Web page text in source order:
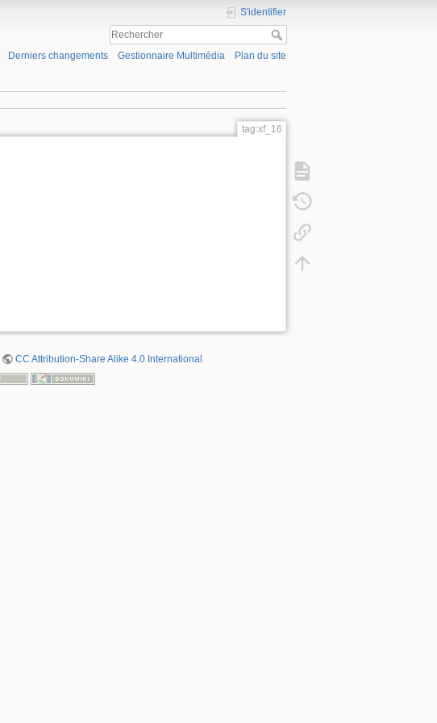
S'identifier
Derniers changements Gestionnaire Multimédia Plan du site
tag:xf_16
CC Attribution-Share Alike 4.0 International